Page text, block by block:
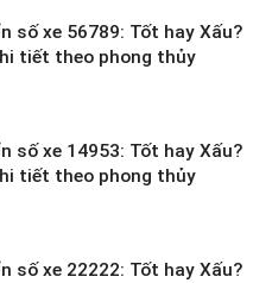
số xe 56789: Tốt hay Xấu?
tiết theo phong thủy
số xe 14953: Tốt hay Xấu?
tiết theo phong thủy
số xe 22222: Tốt hay Xấu?